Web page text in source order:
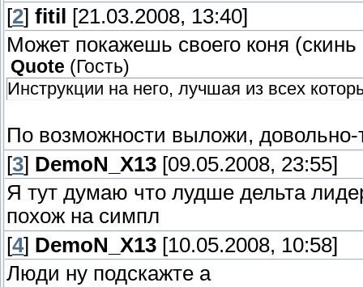
[2] fitil
[21.03.2008, 13:40]
Может покажешь своего коня
Quote ( Гость)
Инструкции на него, лучшая из всех
По возможности выложи, довольно-
[3] DemoN_X13 [09.05.2008, 23:55]
Я тут думаю что лудше дельта
похож на симпл
[4] DemoN_X13 [10.05.2008, 10:58]
Люди ну подскажте а